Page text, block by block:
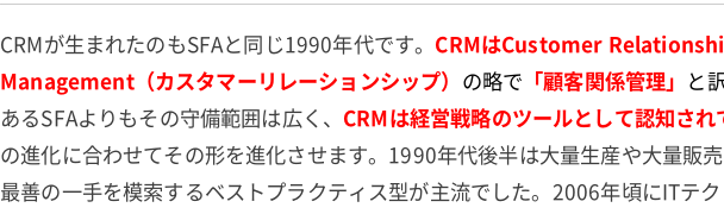
CRMが生まれたのもSFAと同じ1990年代です。 CRMはCustomer
Management（カスタマーリレーションシップ） の略で 「顧客関係管理」 と
あるSFAよりもその守備範囲は広く、 CRMは経営戦略のツールとして認知され
の進化に合わせてその形を進化させます。1990年代後半は大量生産や大量販
最善の一手を模索するベストプラクティス型が主流でした。2006年頃にITテ